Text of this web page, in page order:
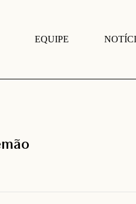
EQUIPE